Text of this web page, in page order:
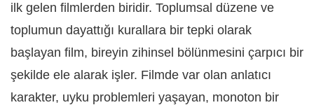
ilk gelen filmlerden biridir. Toplumsal düzene ve
toplumun dayattığı kurallara bir tepki olarak
başlayan film, bireyin zihinsel bölünmesini çarpıcı bir
şekilde ele alarak işler. Filmde var olan anlatıcı
karakter, uyku problemleri yaşayan, monoton bir